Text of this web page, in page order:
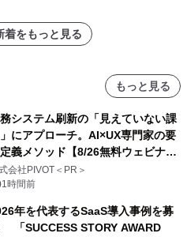
着をもっと見る
もっと見る
システム刷新の「見えていない課
にアプローチ。AI×UX専門家の要
義メソッド【8/26無料ウェビナ
株式会社PIVOT
会社PIVOT＜PR＞
1時間前
年を代表するSaaS導入事例を募
「SUCCESS STORY AWARD